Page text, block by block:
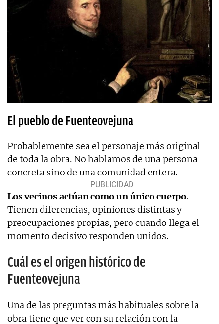
El pueblo de Fuenteovejuna
Probablemente sea el personaje más original
de toda la obra. No hablamos de una persona
concreta sino de una comunidad entera.
Los vecinos actúan como un único cuerpo.
Tienen diferencias, opiniones distintas y
preocupaciones propias, pero cuando llega el
momento decisivo responden unidos.
Cuál es el origen histórico de
Fuenteovejuna
Una de las preguntas más habituales sobre la
obra tiene que ver con su relación con la